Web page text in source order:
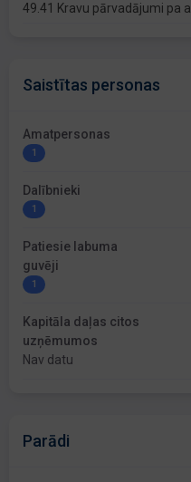
49.41 Kravu pārvadājumi pa
Saistītas personas
Amatpersonas
1
Dalībnieki
1
Patiesie labuma
guvēji
1
Kapitāla daļas citos
uzņēmumos
Nav datu
Parādi